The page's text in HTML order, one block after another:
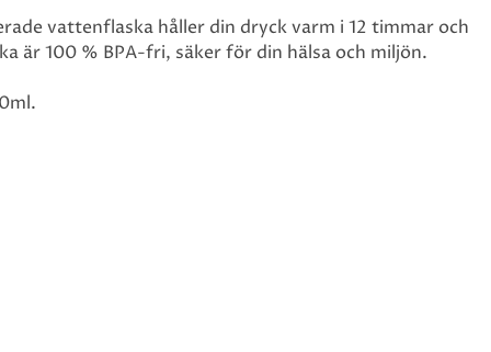
vattenflaska håller din dryck varm i 12 timmar och
är 100 % BPA-fri, säker för din hälsa och miljön.